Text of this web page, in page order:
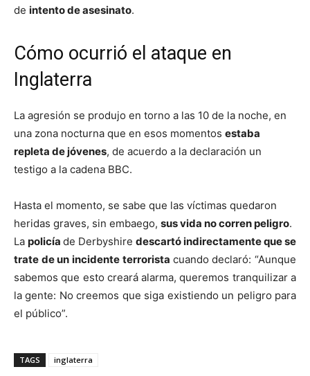
de intento de asesinato.
Cómo ocurrió el ataque en
Inglaterra
La agresión se produjo en torno a las 10 de la noche, en
una zona nocturna que en esos momentos estaba
repleta de jóvenes, de acuerdo a la declaración un
testigo a la cadena BBC.
Hasta el momento, se sabe que las víctimas quedaron
heridas graves, sin embaego, sus vida no corren peligro.
La policía de Derbyshire descartó indirectamente que se
trate de un incidente terrorista cuando declaró: “Aunque
sabemos que esto creará alarma, queremos tranquilizar a
la gente: No creemos que siga existiendo un peligro para
el público”.
TAGS inglaterra